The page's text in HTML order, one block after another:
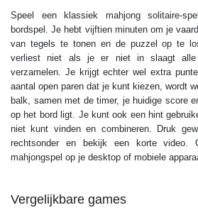
Speel een klassiek mahjong solitaire-
bordspel. Je hebt vijftien minuten om je
van tegels te tonen en de puzzel op te
verliest niet als je er niet in slaagt
verzamelen. Je krijgt echter wel extra
aantal open paren dat je kunt kiezen, wordt
balk, samen met de timer, je huidige score
op het bord ligt. Je kunt ook een hint
niet kunt vinden en combineren. Druk
rechtsonder en bekijk een korte video.
mahjongspel op je desktop of mobiele
Vergelijkbare games